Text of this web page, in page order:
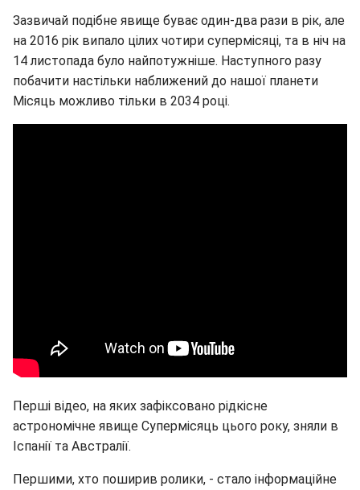
Зазвичай подібне явище буває один-два рази в рік, але
на 2016 рік випало цілих чотири супермісяці, та в ніч на
14 листопада було найпотужніше. Наступного разу
побачити настільки наближений до нашої планети
Місяць можливо тільки в 2034 році.
Перші відео, на яких зафіксовано рідкісне
астрономічне явище Супермісяць цього року, зняли в
Іспанії та Австралії.
Першими, хто поширив ролики, - стало інформаційне